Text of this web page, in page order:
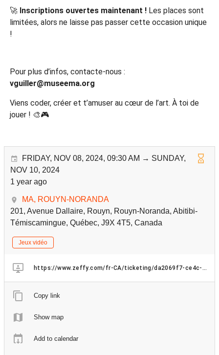
🚀 Inscriptions ouvertes maintenant ! Les places sont
limitées, alors ne laisse pas passer cette occasion unique
!
Pour plus d’infos, contacte-nous :
vguiller@museema.org
Viens coder, créer et t’amuser au cœur de l’art. À toi de
jouer ! 🎨🎮
FRIDAY, NOV 08, 2024, 09:30 AM → SUNDAY,
NOV 10, 2024
1 year ago
MA, ROUYN-NORANDA
201, Avenue Dallaire, Rouyn, Rouyn-Noranda, Abitibi-
Témiscamingue, Québec, J9X 4T5, Canada
Jeux vidéo
https://www.zeffy.com/fr-CA/ticketing/da2069f7-ce4c-4f3f-b42b-848331030c51?fbclid=IwZXh0bgNhZW0CMTAAAR3nbr9WU9e6jXHAj5yl97YHCewtwvQH1jpiX0MJiuYy86X5S4VuoZmCb5U_aem_4mgqtgcrVvw52tT4H6N8uA
Copy link
Show map
Add to calendar